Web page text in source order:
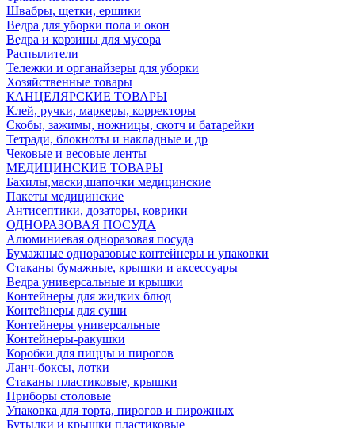
Швабры, щетки, ершики
Ведра для уборки пола и окон
Ведра и корзины для мусора
Распылители
Тележки и органайзеры для уборки
Хозяйственные товары
КАНЦЕЛЯРСКИЕ ТОВАРЫ
Клей, ручки, маркеры, корректоры
Скобы, зажимы, ножницы, скотч и батарейки
Тетради, блокноты и накладные и др
Чековые и весовые ленты
МЕДИЦИНСКИЕ ТОВАРЫ
Бахилы,маски,шапочки медицинские
Пакеты медицинские
Антисептики, дозаторы, коврики
ОДНОРАЗОВАЯ ПОСУДА
Алюминиевая одноразовая посуда
Бумажные одноразовые контейнеры и упаковки
Стаканы бумажные, крышки и аксессуары
Ведра универсальные и крышки
Контейнеры для жидких блюд
Контейнеры для суши
Контейнеры универсальные
Контейнеры-ракушки
Коробки для пиццы и пирогов
Ланч-боксы, лотки
Стаканы пластиковые, крышки
Приборы столовые
Упаковка для торта, пирогов и пирожных
Бутылки и крышки пластиковые